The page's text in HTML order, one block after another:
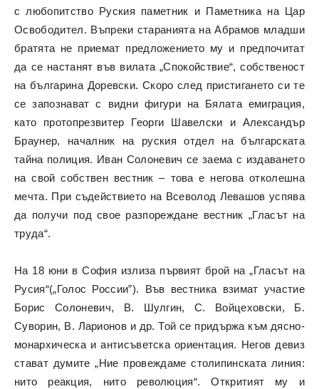
с любопитство Руския паметник и Паметника на Цар
Освободител. Въпреки старанията на Абрамов младши
братята не приемат предложението му и предпочитат
да се настанят във вилата „Спокойствие“, собственост
на българина Доревски. Скоро след пристигането си те
се запознават с видни фигури на Бялата емиграция,
като протопрезвитер Георги Шавелски и Александър
Браунер, началник на руския отдел на българската
тайна полиция. Иван Солоневич се заема с издаването
на свой собствен вестник – това е негова отколешна
мечта. При съдействието на Всеволод Левашов успява
да получи под свое разпореждане вестник „Гласът на
труда“.
На 18 юни в София излиза първият брой на „Гласът на
Русия“(„Голос России”). Във вестника взимат участие
Борис Солоневич, В. Шулгин, С. Войцеховски, Б.
Суворин, В. Ларионов и др. Той се придържа към дясно-
монархическа и антисъветска ориентация. Негов девиз
стават думите „Ние провеждаме столипинската линия:
нито реакция, нито революция“. Откритият му и